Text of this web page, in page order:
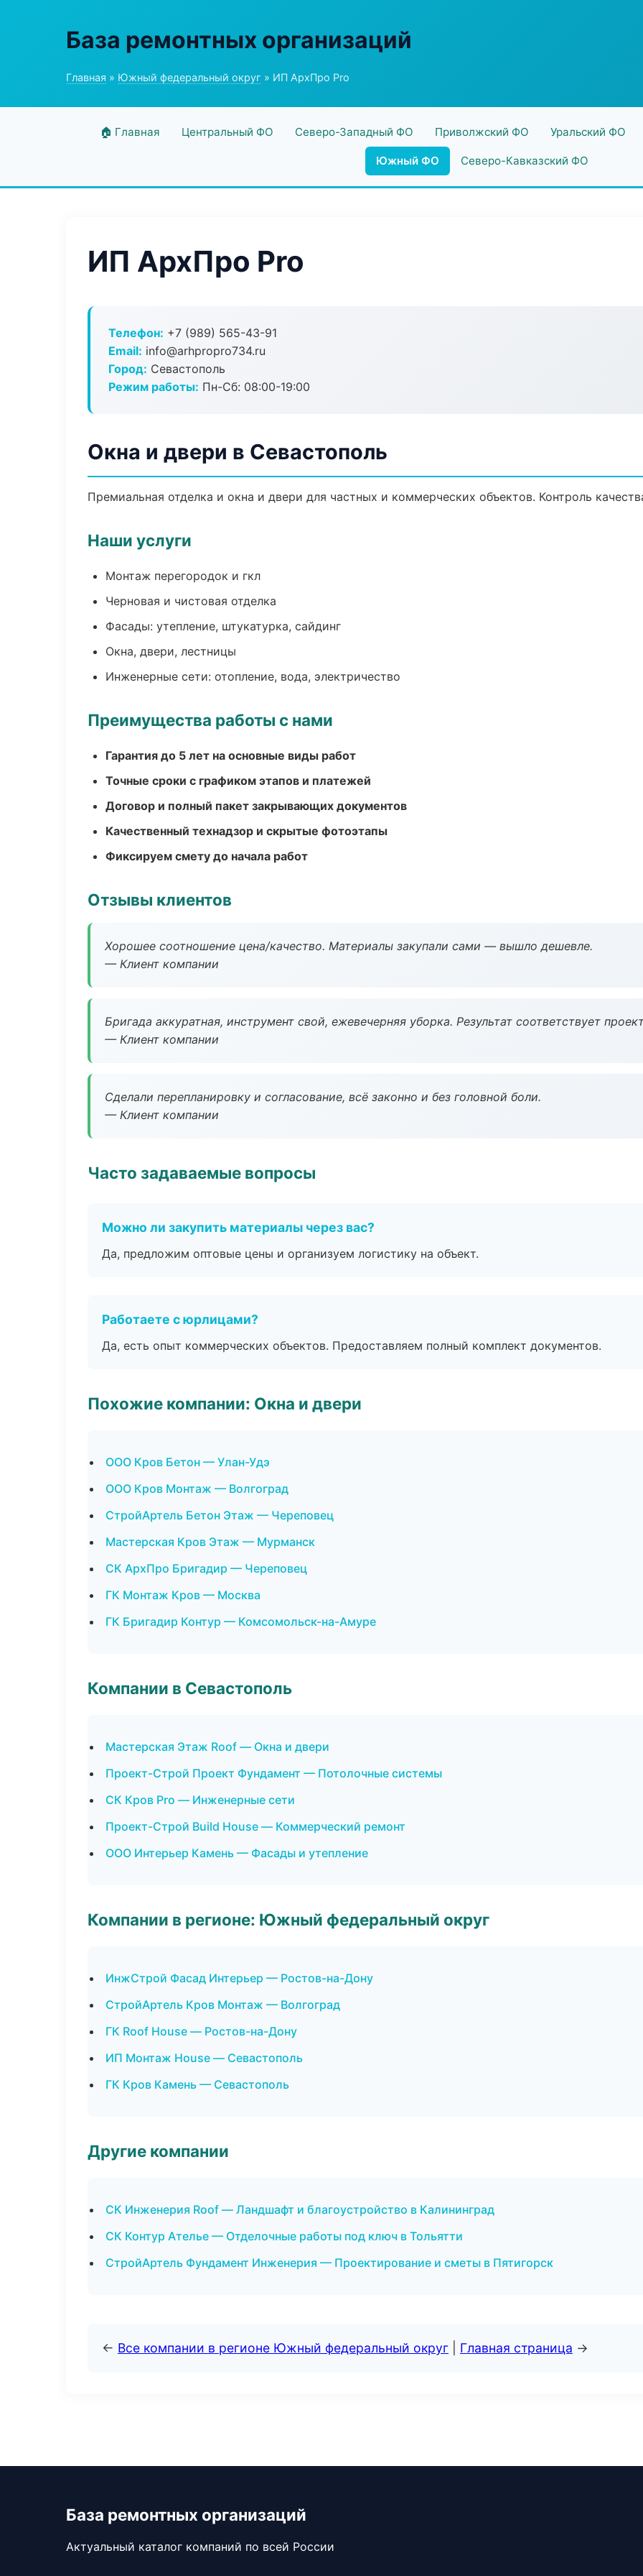
База ремонтных организаций
Главная » Южный федеральный округ » ИП АрхПро Pro
🏠 Главная Центральный ФО Северо-Западный ФО Приволжский ФО Уральский ФО
Южный ФО Северо-Кавказский ФО
ИП АрхПро Pro
Телефон: +7 (989) 565-43-91
Email: info@arhpropro734.ru
Город: Севастополь
Режим работы: Пн-Сб: 08:00-19:00
Окна и двери в Севастополь
Премиальная отделка и окна и двери для частных и коммерческих объектов. Контроль
Наши услуги
Монтаж перегородок и гкл
Черновая и чистовая отделка
Фасады: утепление, штукатурка, сайдинг
Окна, двери, лестницы
Инженерные сети: отопление, вода, электричество
Преимущества работы с нами
Гарантия до 5 лет на основные виды работ
Точные сроки с графиком этапов и платежей
Договор и полный пакет закрывающих документов
Качественный технадзор и скрытые фотоэтапы
Фиксируем смету до начала работ
Отзывы клиентов
Хорошее соотношение цена/качество. Материалы закупали сами — вышло дешевле.
— Клиент компании
Бригада аккуратная, инструмент свой, ежевечерняя уборка. Результат соответствует
— Клиент компании
Сделали перепланировку и согласование, всё законно и без головной боли.
— Клиент компании
Часто задаваемые вопросы
Можно ли закупить материалы через вас?
Да, предложим оптовые цены и организуем логистику на объект.
Работаете с юрлицами?
Да, есть опыт коммерческих объектов. Предоставляем полный комплект документов.
Похожие компании: Окна и двери
ООО Кров Бетон — Улан-Удэ
ООО Кров Монтаж — Волгоград
СтройАртель Бетон Этаж — Череповец
Мастерская Кров Этаж — Мурманск
СК АрхПро Бригадир — Череповец
ГК Монтаж Кров — Москва
ГК Бригадир Контур — Комсомольск-на-Амуре
Компании в Севастополь
Мастерская Этаж Roof — Окна и двери
Проект-Строй Проект Фундамент — Потолочные системы
СК Кров Pro — Инженерные сети
Проект-Строй Build House — Коммерческий ремонт
ООО Интерьер Камень — Фасады и утепление
Компании в регионе: Южный федеральный округ
ИнжСтрой Фасад Интерьер — Ростов-на-Дону
СтройАртель Кров Монтаж — Волгоград
ГК Roof House — Ростов-на-Дону
ИП Монтаж House — Севастополь
ГК Кров Камень — Севастополь
Другие компании
СК Инженерия Roof — Ландшафт и благоустройство в Калининград
СК Контур Ателье — Отделочные работы под ключ в Тольятти
СтройАртель Фундамент Инженерия — Проектирование и сметы в Пятигорск
← Все компании в регионе Южный федеральный округ Главная страница →
База ремонтных организаций
Актуальный каталог компаний по всей России